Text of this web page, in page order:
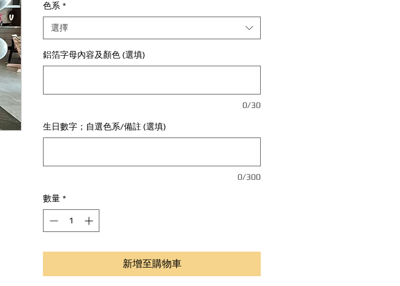
色系 *
選擇
鋁箔字母內容及顏色 (選填)
0/30
生日數字；自選色系/備註 (選填)
0/300
數量 *
新增至購物車